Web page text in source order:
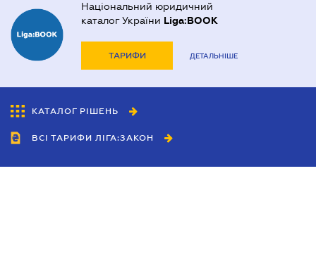
Національний юридичний
каталог України Liga:BOOK
ТАРИФИ ДЕТАЛЬНІШЕ
КАТАЛОГ РІШЕНЬ
ВСІ ТАРИФИ ЛІГА:ЗАКОН